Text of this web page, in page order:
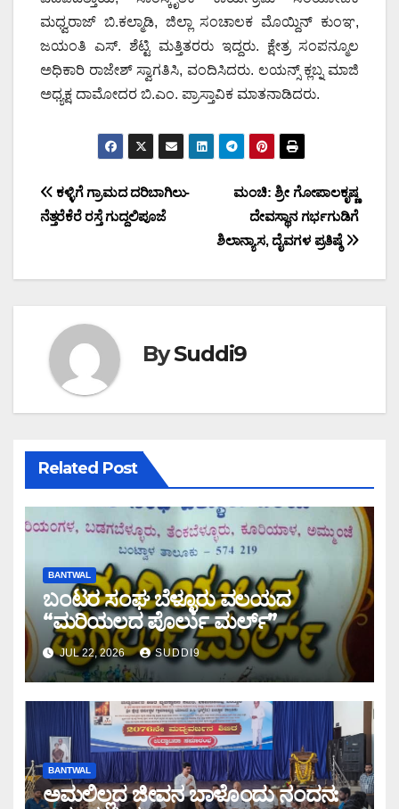
ಮಧ್ವರಾಜ್ ಬಿ.ಕಲ್ಮಾಡಿ, ಜಿಲ್ಲಾ ಸಂಚಾಲಕ ಮೊಯ್ದಿನ್ ಕುಂಞ,
ಜಯಂತಿ ಎಸ್. ಶೆಟ್ಟಿ ಮತ್ತಿತರರು ಇದ್ದರು. ಕ್ಷೇತ್ರ ಸಂಪನ್ಮೂಲ
ಅಧಿಕಾರಿ ರಾಜೇಶ್ ಸ್ವಾಗತಿಸಿ, ವಂದಿಸಿದರು. ಲಯನ್ಸ್ ಕ್ಲಬ್ನ ಮಾಜಿ
ಅಧ್ಯಕ್ಷ ದಾಮೋದರ ಬಿ.ಎಂ. ಪ್ರಾಸ್ತಾವಿಕ ಮಾತನಾಡಿದರು.
Post
navigation
ಮಂಚಿ: ಶ್ರೀ ಗೋಪಾಲಕೃಷ್ಣ
ದೇವಸ್ಥಾನ ಗರ್ಭಗುಡಿಗೆ
ಶಿಲಾನ್ಯಾಸ, ದೈವಗಳ ಪ್ರತಿಷ್ಠೆ
ಕಳ್ಳಿಗೆ ಗ್ರಾಮದ ದರಿಬಾಗಿಲು-
ನೆತ್ತರೆಕೆರೆ ರಸ್ತೆ ಗುದ್ದಲಿಪೂಜೆ
BySuddi9
Related Post
BANTWAL
ಬಂಟರ ಸಂಘ ಬೆಳ್ಳೂರು ವಲಯದ
“ಮರಿಯಲದ ಪೊರ್ಲು ಮರ್ಲ್‌”
JUL 22, 2026 SUDDI9
BANTWAL
ಅಮಲಿಲ್ಲದ ಜೀವನ ಬಾಳೊಂದು ನಂದನ: